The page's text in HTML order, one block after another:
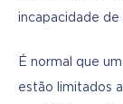
incapacidade
É normal que
estão limitados